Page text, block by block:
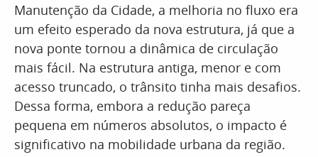
Manutenção da Cidade, a melhoria no fluxo era
um efeito esperado da nova estrutura, já que a
nova ponte tornou a dinâmica de circulação
mais fácil. Na estrutura antiga, menor e com
acesso truncado, o trânsito tinha mais desafios.
Dessa forma, embora a redução pareça
pequena em números absolutos, o impacto é
significativo na mobilidade urbana da região.